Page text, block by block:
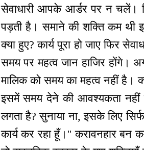
सेवाधारी आपके आर्डर पर न चलें।
पड़ती है। समाने की शक्ति कम थी
क्या हुए? कार्य पूरा हो जाए फिर
समय पर महत्व जान हाजिर होंगे।
मालिक को समय का महत्व नहीं है।
इसमें समय देने की आवश्यकता नहीं
लगता है? सुनाया ना, इसके लिए
कार्य कर रहा हूँ।'' करावनहार बन